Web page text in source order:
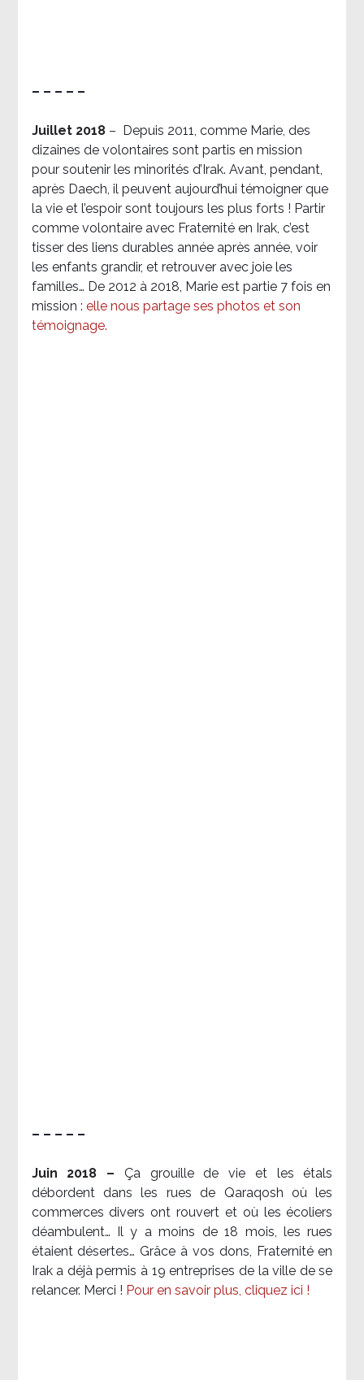
– – – – –
Juillet 2018 – Depuis 2011, comme Marie, des
dizaines de volontaires sont partis en mission
pour soutenir les minorités d’Irak. Avant, pendant,
après Daech, il peuvent aujourd’hui témoigner que
la vie et l’espoir sont toujours les plus forts ! Partir
comme volontaire avec Fraternité en Irak, c’est
tisser des liens durables année après année, voir
les enfants grandir, et retrouver avec joie les
familles… De 2012 à 2018, Marie est partie 7 fois en
mission : elle nous partage ses photos et son
témoignage.
– – – – –
Juin 2018 – Ça grouille de vie et les étals
débordent dans les rues de Qaraqosh où les
commerces divers ont rouvert et où les écoliers
déambulent… Il y a moins de 18 mois, les rues
étaient désertes… Grâce à vos dons, Fraternité en
Irak a déjà permis à 19 entreprises de la ville de se
relancer. Merci ! Pour en savoir plus, cliquez ici !